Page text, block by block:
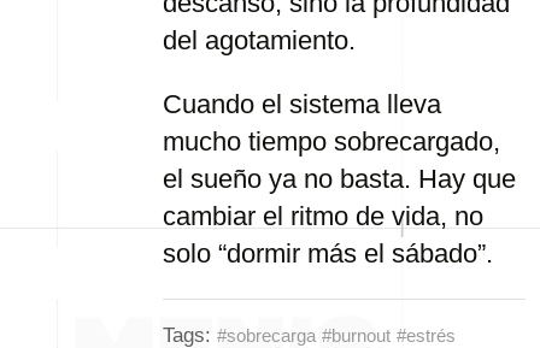
del agotamiento.
Cuando el sistema lleva
mucho tiempo sobrecargado,
el sueño ya no basta. Hay que
cambiar el ritmo de vida, no
solo “dormir más el sábado”.
Tags: #sobrecarga #burnout #estrés